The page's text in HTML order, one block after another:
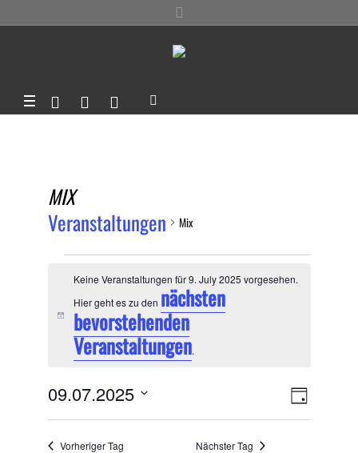
MIX
Veranstaltungen Mix
VERANSTALTUNGEN
FÜR
JULY
2025
Hinweis
Keine Veranstaltungen für 9. July 2025 vorgesehen.
Hier geht es zu den nächsten
bevorstehenden
Veranstaltungen.
TAG
09.07.2025
Datum
wählen.
Vorheriger Tag Nächster Tag